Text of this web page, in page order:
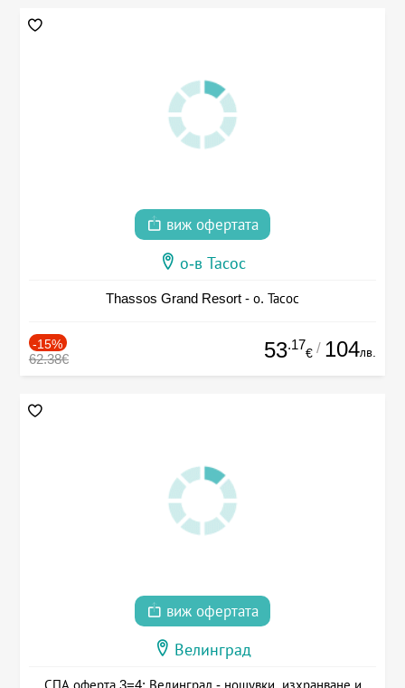
виж офертата
о-в Тасос
Thassos Grand Resort - о. Тасос
-15%
62.38€ 53.17
€ / 104лв.
виж офертата
Велинград
СПА оферта 3=4: Велинград - нощувки, изхранване и